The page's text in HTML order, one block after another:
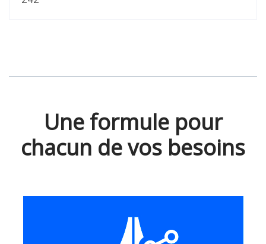
Une formule pour
chacun de vos besoins